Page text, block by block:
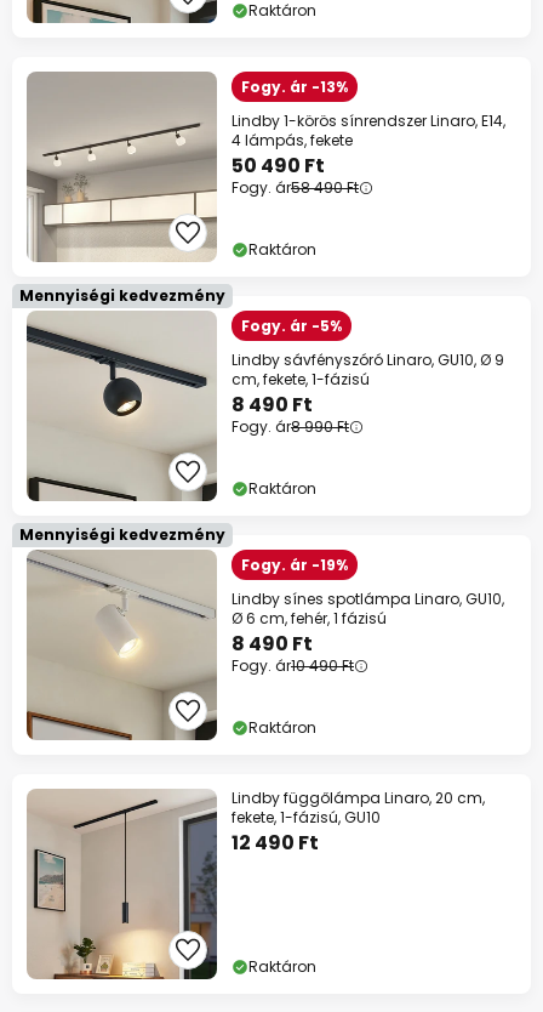
Raktáron
Fogy. ár -13%
Lindby 1-körös sínrendszer Linaro, E14,
4 lámpás, fekete
50 490 Ft
Fogy. ár58 490 Ft
Raktáron
Mennyiségi kedvezmény
Fogy. ár -5%
Lindby sávfényszóró Linaro, GU10, Ø 9
cm, fekete, 1-fázisú
8 490 Ft
Fogy. ár8 990 Ft
Raktáron
Mennyiségi kedvezmény
Fogy. ár -19%
Lindby sínes spotlámpa Linaro, GU10,
Ø 6 cm, fehér, 1 fázisú
8 490 Ft
Fogy. ár10 490 Ft
Raktáron
Lindby függőlámpa Linaro, 20 cm,
fekete, 1-fázisú, GU10
12 490 Ft
Raktáron